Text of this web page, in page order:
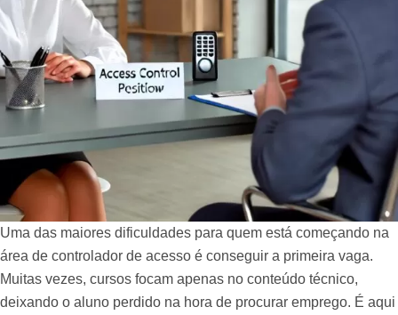
Uma das maiores dificuldades para quem está começando na
área de controlador de acesso é conseguir a primeira vaga.
Muitas vezes, cursos focam apenas no conteúdo técnico,
deixando o aluno perdido na hora de procurar emprego. É aqui